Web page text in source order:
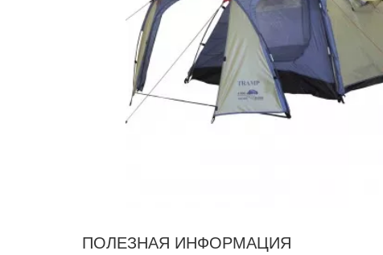
ПОЛЕЗНАЯ ИНФОРМАЦИЯ